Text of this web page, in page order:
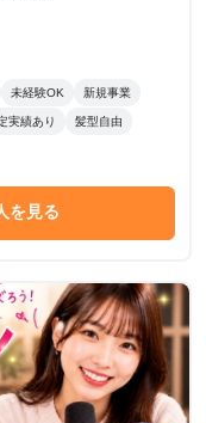
未経験OK 新規事業
実績あり 髪型自由
を見る